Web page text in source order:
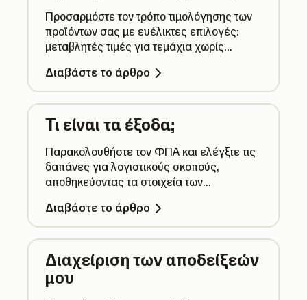
Προσαρμόστε τον τρόπο τιμολόγησης των
προϊόντων σας με ευέλικτες επιλογές:
μεταβλητές τιμές για τεμάχια χωρίς
προϊόντα που πωλούνται βάσει βάρους,
μήκους, χρόνου, όγκου ή επιφάνειας.
Διαβάστε το άρθρο
Τι είναι τα έξοδα;
Παρακολουθήστε τον ΦΠΑ και ελέγξτε τις
δαπάνες για λογιστικούς σκοπούς,
αποθηκεύοντας τα στοιχεία των
διαχείριση των εξόδων σας σε ένα μόνο
μέρος.
Διαβάστε το άρθρο
Διαχείριση των αποδείξεών
μου